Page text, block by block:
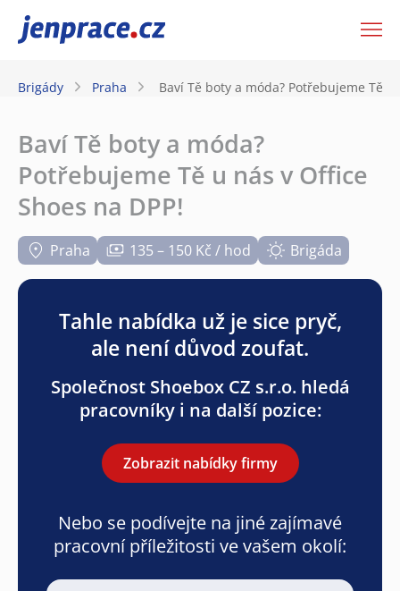
JenPráce.cz
Brigády Praha Baví Tě boty a móda? Potřebujeme Tě u
Baví Tě boty a móda?
Potřebujeme Tě u nás v Office
Shoes na DPP!
Praha 135 – 150 Kč / hod Brigáda
Tahle nabídka už je sice pryč,
ale není důvod zoufat.
Společnost Shoebox CZ s.r.o. hledá
pracovníky i na další pozice:
Zobrazit nabídky firmy
Nebo se podívejte na jiné zajímavé
pracovní příležitosti ve vašem okolí: